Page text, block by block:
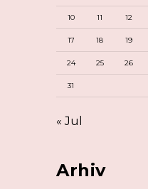
10 11 12
17 18 19
24 25 26
31
« Jul
Arhiv